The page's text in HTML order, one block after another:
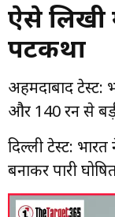
ऐसे लिखी
पटकथा
अहमदाबाद टेस्ट:
और 140 रन से
दिल्ली टेस्ट:
बनाकर पारी